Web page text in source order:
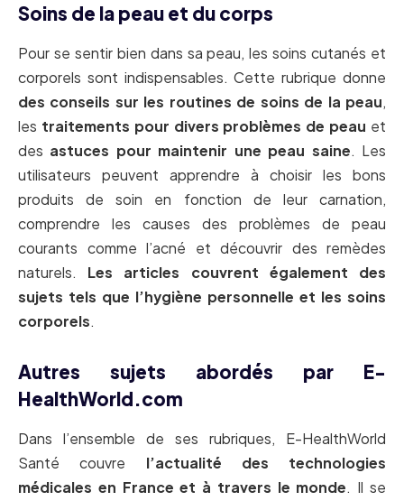
Soins de la peau et du corps
Pour se sentir bien dans sa peau, les soins cutanés et
corporels sont indispensables. Cette rubrique donne
des conseils sur les routines de soins de la peau,
les traitements pour divers problèmes de peau et
des astuces pour maintenir une peau saine. Les
utilisateurs peuvent apprendre à choisir les bons
produits de soin en fonction de leur carnation,
comprendre les causes des problèmes de peau
courants comme l’acné et découvrir des remèdes
naturels. Les articles couvrent également des
sujets tels que l’hygiène personnelle et les soins
corporels.
Autres sujets abordés par E-
HealthWorld.com
Dans l’ensemble de ses rubriques, E-HealthWorld
Santé couvre l’actualité des technologies
médicales en France et à travers le monde. Il se